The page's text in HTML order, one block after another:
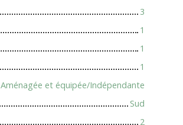
3
1
1
1
Aménagée et équipée/Indépendante
Sud
2